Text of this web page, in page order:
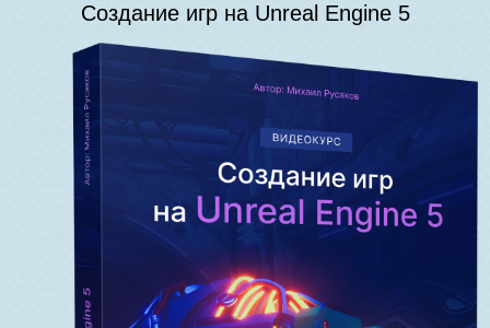
Создание игр на Unreal Engine 5